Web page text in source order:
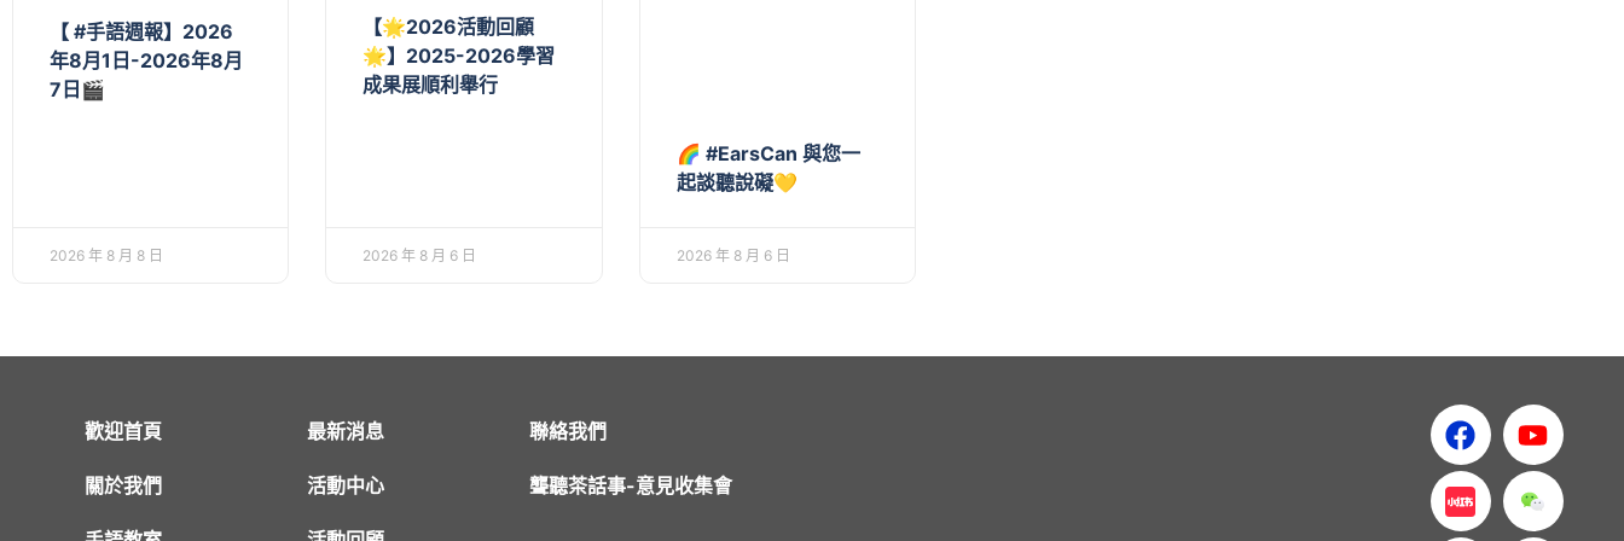
【 #手語週報】2026
年8月1日-2026年8月
7日🎬
2026 年 8 月 8 日
【🌟2026活動回顧
🌟】2025-2026學習
成果展順利舉行
2026 年 8 月 6 日
🌈 #EarsCan 與您一
起談聽說礙💛
2026 年 8 月 6 日
歡迎首頁
關於我們
最新消息
活動中心
聯絡我們
聾聽茶話事-意見收集會